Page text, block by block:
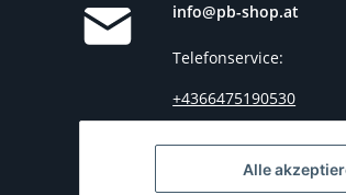
Alle
info@pb-shop.at
Telefonservice:
+4366475190530
15:00 Uhr)